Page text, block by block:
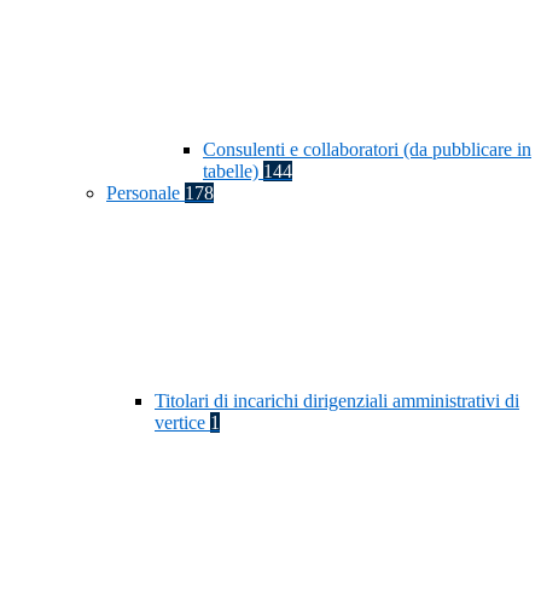
Consulenti e collaboratori (da pubblicare in
tabelle) 144
Personale 178
Titolari di incarichi dirigenziali amministrativi di
vertice 1